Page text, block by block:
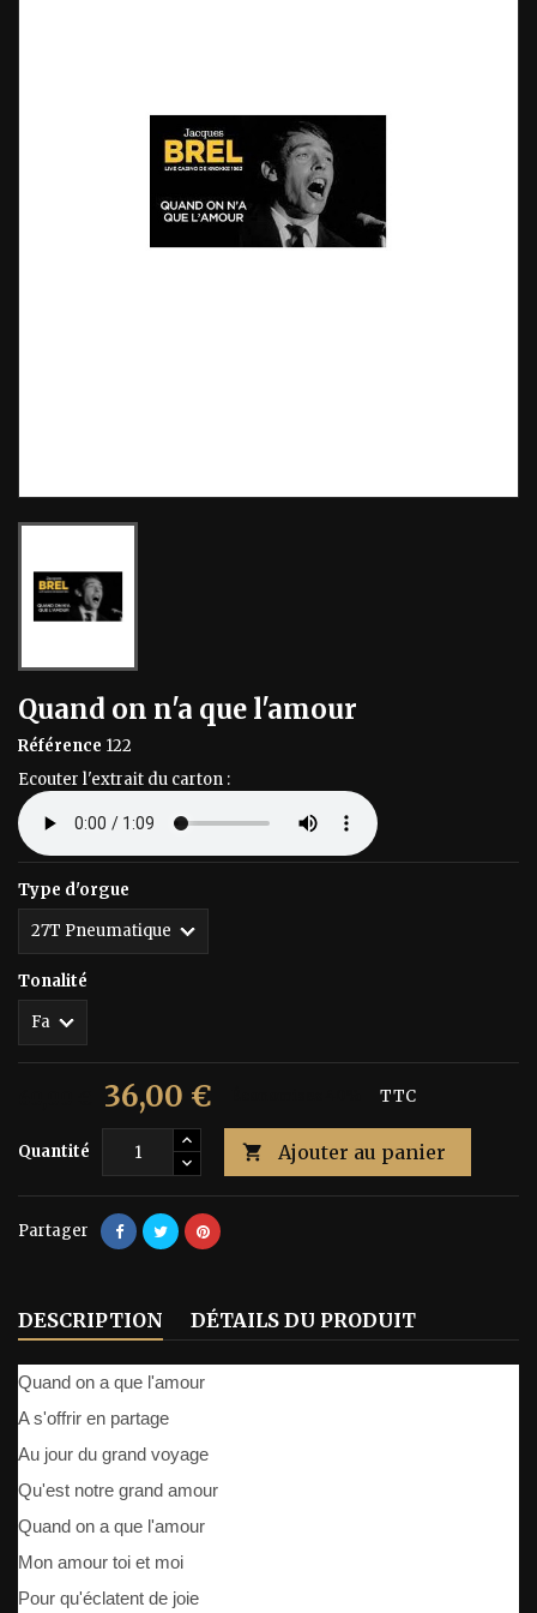
Quand on n'a que l'amour
Référence 122
Ecouter l'extrait du carton :
Type d'orgue
Tonalité
36,00 € TTC
Quantité  Ajouter au panier
Partager
DESCRIPTION DÉTAILS DU PRODUIT
Quand on a que l'amour
A s'offrir en partage
Au jour du grand voyage
Qu'est notre grand amour
Quand on a que l'amour
Mon amour toi et moi
Pour qu'éclatent de joie